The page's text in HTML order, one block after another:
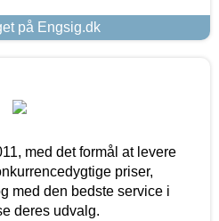
på Engsig.dk
med det formål at levere
priser,
med den bedste service i
deres udvalg.